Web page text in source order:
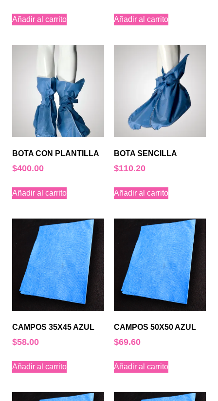
Añadir al carrito Añadir al carrito
BOTA CON PLANTILLA
$400.00
Añadir al carrito
BOTA SENCILLA
$110.20
Añadir al carrito
CAMPOS 35X45 AZUL
$58.00
Añadir al carrito
CAMPOS 50X50 AZUL
$69.60
Añadir al carrito